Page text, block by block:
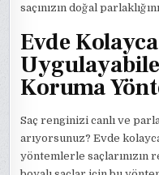
saçınızın doğal
Evde Kolayca
Koruma
Saç renginizi canlı ve
arıyorsunuz? Evde
yöntemlerle